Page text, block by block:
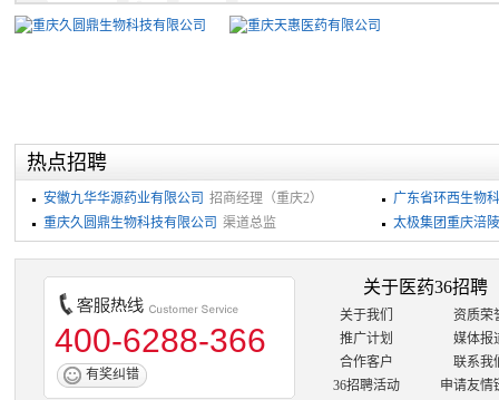
热点招聘
安徽九华华源药业有限公司 招商经理（重庆2）
广东省环西生物
经理
重庆久圆鼎生物科技有限公司 渠道总监 太极集团重庆涪
400-6288-366
有奖纠错
关于医药36招聘
关于我们
资质荣
推广计划
媒体报
合作客户
联系我
36招聘活动
申请友情